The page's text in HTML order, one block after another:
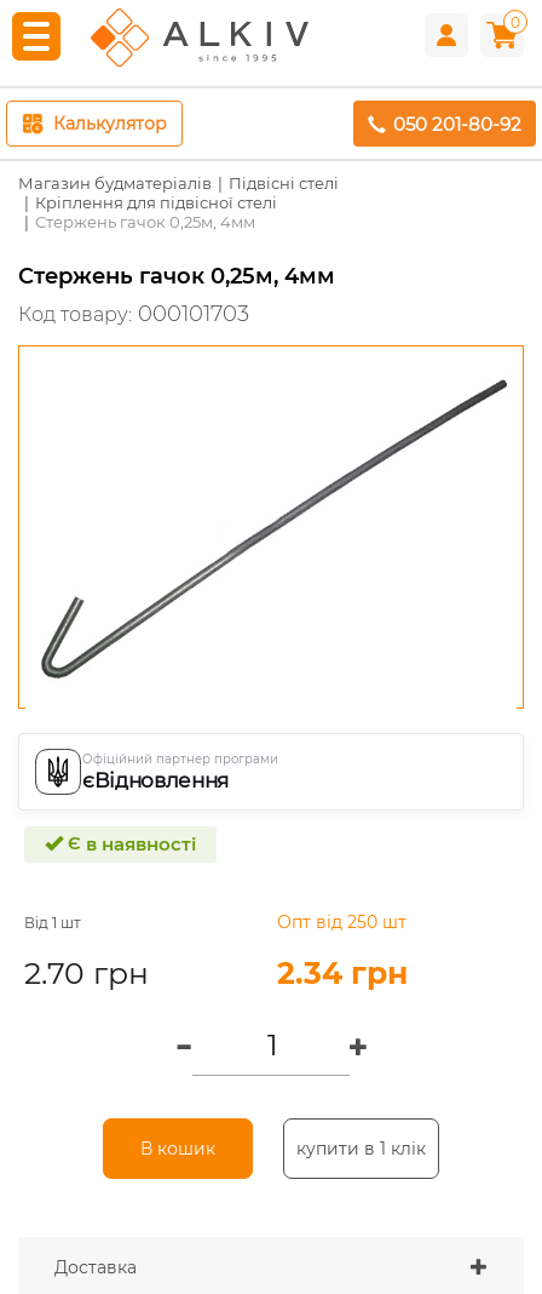
0
Калькулятор 050 201-80-92
Магазин будматеріалів
Підвісні стелі
Кріплення для підвісної стелі
Стержень гачок 0,25м, 4мм
Стержень гачок 0,25м, 4мм
Код товару: 000101703
Офіційний партнер програми
єВідновлення
Є в наявності
Від 1 шт
2.70 грн
Опт від 250 шт
2.34 грн
В кошик купити в 1 клік
Доставка